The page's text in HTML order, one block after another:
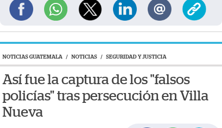
NOTICIAS GUATEMALA / NOTICIAS / SEGURIDAD Y JUSTICIA
Así fue la captura de los "falsos
policías" tras persecución en Villa
Nueva